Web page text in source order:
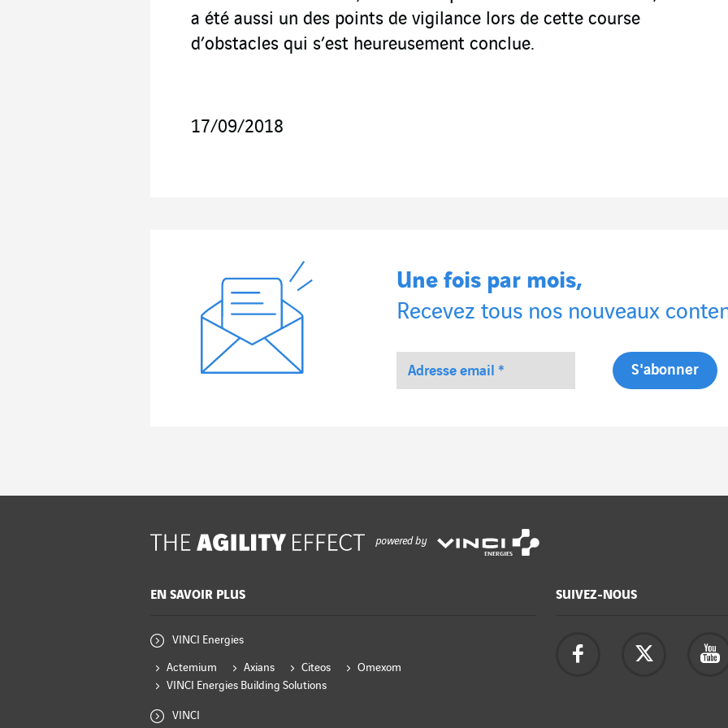
a été aussi un des points de vigilance lors de cette course
d’obstacles qui s’est heureusement conclue.
17/09/2018
Une fois par mois,
Recevez tous nos nouveaux
powered by
EN SAVOIR PLUS
VINCI Energies
Actemium Axians Citeos
Omexom
VINCI Energies Building Solutions
VINCI
SUIVEZ-NOUS